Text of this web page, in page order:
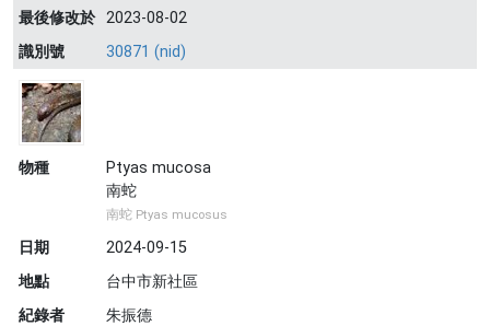
最後修改於 2023-08-02
識別號
30871 (nid)
物種
Ptyas mucosa
南蛇
南蛇 Ptyas mucosus
日期
2024-09-15
地點
台中市新社區
紀錄者
朱振德